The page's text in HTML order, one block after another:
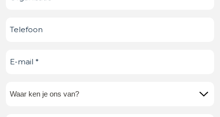
Telefoonnummer
E-
Waar